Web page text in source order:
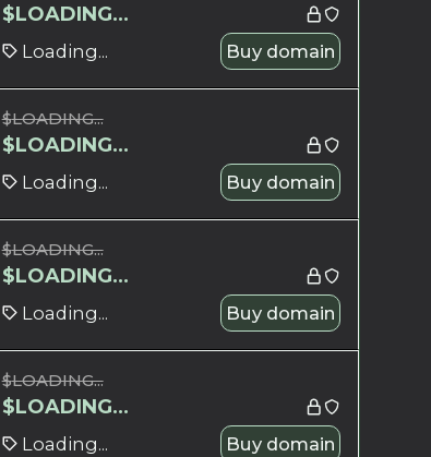
$LOADING...
Loading... Buy domain
$LOADING...
$LOADING...
Loading... Buy domain
$LOADING...
$LOADING...
Loading... Buy domain
$LOADING...
$LOADING...
Loading... Buy domain